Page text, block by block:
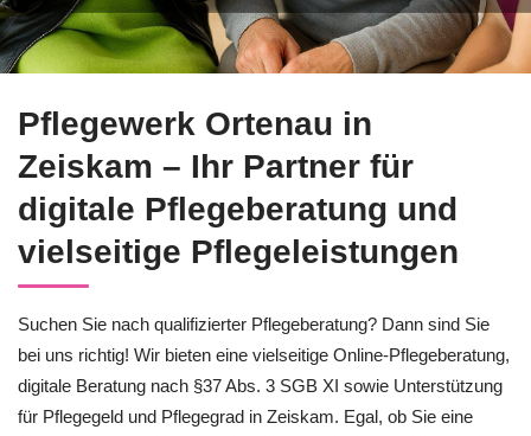
Pflegewerk Ortenau in
Zeiskam – Ihr Partner für
digitale Pflegeberatung und
vielseitige Pflegeleistungen
Suchen Sie nach qualifizierter Pflegeberatung? Dann sind Sie
bei uns richtig! Wir bieten eine vielseitige Online-Pflegeberatung,
digitale Beratung nach §37 Abs. 3 SGB XI sowie Unterstützung
für Pflegegeld und Pflegegrad in Zeiskam. Egal, ob Sie eine